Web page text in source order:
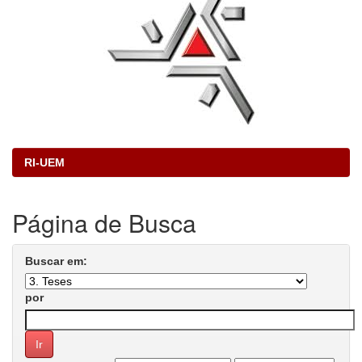
RI-UEM
Página de Busca
Buscar em:
por